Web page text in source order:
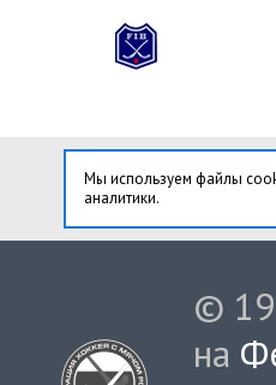
Мы используем файлы
аналитики.
©
на